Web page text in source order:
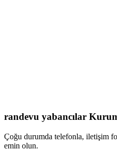
randevu yabancılar
Çoğu durumda telefonla, iletişim
emin olun.